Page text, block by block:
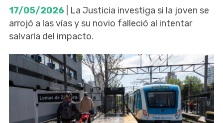
17/05/2026 | La Justicia investiga si la joven se
arrojó a las vías y su novio falleció al intentar
salvarla del impacto.